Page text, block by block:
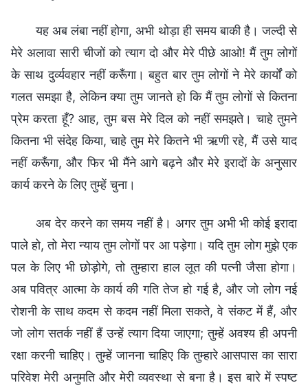
यह अब लंबा नहीं होगा, अभी थोड़ा ही समय बाकी है। जल्दी से
मेरे अलावा सारी चीजों को त्याग दो और मेरे पीछे आओ! मैं तुम लोगों
के साथ दुर्व्यवहार नहीं करूँगा। बहुत बार तुम लोगों ने मेरे कार्यों को
गलत समझा है, लेकिन क्या तुम जानते हो कि मैं तुम लोगों से कितना
प्रेम करता हूँ? आह, तुम बस मेरे दिल को नहीं समझते। चाहे तुमने
कितना भी संदेह किया, चाहे तुम मेरे कितने भी ऋणी रहे, मैं उसे याद
नहीं करूँगा, और फिर भी मैंने आगे बढ़ने और मेरे इरादों के अनुसार
कार्य करने के लिए तुम्हें चुना।
अब देर करने का समय नहीं है। अगर तुम अभी भी कोई इरादा
पाले हो, तो मेरा न्याय तुम लोगों पर आ पड़ेगा। यदि तुम लोग मुझे एक
पल के लिए भी छोड़ोगे, तो तुम्हारा हाल लूत की पत्नी जैसा होगा।
अब पवित्र आत्मा के कार्य की गति तेज हो गई है, और जो लोग नई
रोशनी के साथ कदम से कदम नहीं मिला सकते, वे संकट में हैं, और
जो लोग सतर्क नहीं हैं उन्हें त्याग दिया जाएगा; तुम्हें अवश्य ही अपनी
रक्षा करनी चाहिए। तुम्हें जानना चाहिए कि तुम्हारे आसपास का सारा
परिवेश मेरी अनुमति और मेरी व्यवस्था से बना है। इस बारे में स्पष्ट